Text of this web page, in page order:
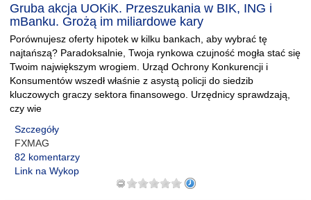
Gruba akcja UOKiK. Przeszukania w BIK, ING i
mBanku. Grożą im miliardowe kary
Porównujesz oferty hipotek w kilku bankach, aby wybrać tę
najtańszą? Paradoksalnie, Twoja rynkowa czujność mogła stać się
Twoim największym wrogiem. Urząd Ochrony Konkurencji i
Konsumentów wszedł właśnie z asystą policji do siedzib
kluczowych graczy sektora finansowego. Urzędnicy sprawdzają,
czy wie
Szczegóły
FXMAG
82 komentarzy
Link na Wykop